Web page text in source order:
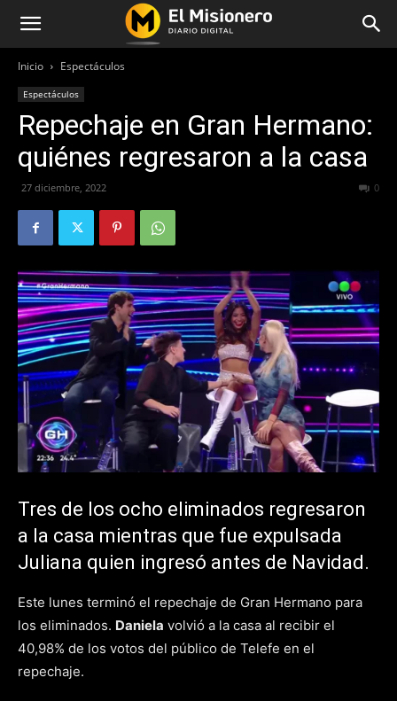
Inicio Espectáculos
Espectáculos
Repechaje en Gran Hermano:
quiénes regresaron a la casa
27 diciembre, 2022 0
Tres de los ocho eliminados regresaron
a la casa mientras que fue expulsada
Juliana quien ingresó antes de Navidad.
Este lunes terminó el repechaje de Gran Hermano para
los eliminados. Daniela volvió a la casa al recibir el
40,98% de los votos del público de Telefe en el
repechaje.